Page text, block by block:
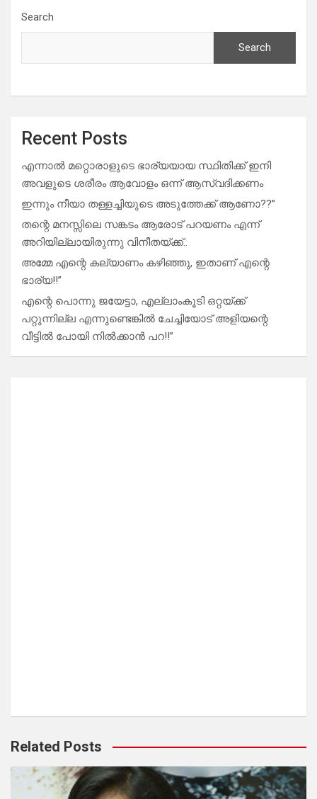
Search
Search
Recent Posts
എന്നാൽ മറ്റൊരാളുടെ ഭാര്യയായ സ്ഥിതിക്ക് ഇനി
അവളുടെ ശരീരം ആവോളം ഒന്ന് ആസ്വദിക്കണം
ഇന്നും നീയാ തള്ളച്ചിയുടെ അടുത്തേക്ക് ആണോ??”
തന്റെ മനസ്സിലെ സങ്കടം ആരോട് പറയണം എന്ന്
അറിയില്ലായിരുന്നു വിനീതയ്ക്ക്..
അമ്മേ എന്റെ കല്യാണം കഴിഞ്ഞു, ഇതാണ് എന്റെ
ഭാര്യ!!”
എന്റെ പൊന്നു ജയേട്ടാ, എല്ലാംകൂടി ഒറ്റയ്ക്ക്
പറ്റുന്നില്ല എന്നുണ്ടെങ്കിൽ ചേച്ചിയോട് അളിയന്റെ
വീട്ടിൽ പോയി നിൽക്കാൻ പറ!!”
Related Posts